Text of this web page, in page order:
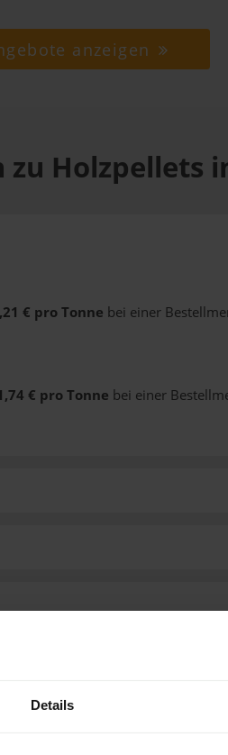
Details
anzeigen
zu Holzpellets
€ pro Tonne bei einer
€ pro Tonne bei einer